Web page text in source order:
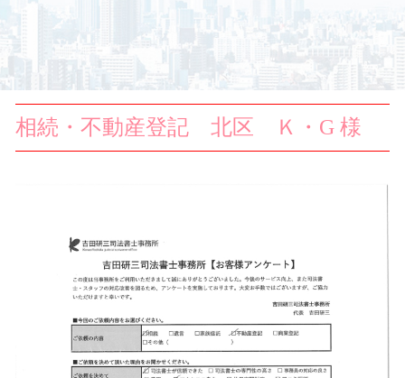
相続・不動産登記 北区 Ｋ・G 様